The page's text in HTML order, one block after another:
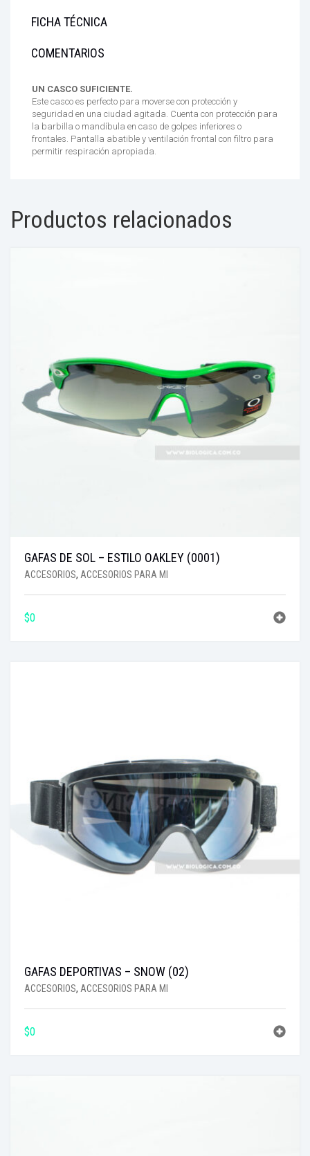
FICHA TÉCNICA
COMENTARIOS
UN CASCO SUFICIENTE.
Este casco es perfecto para moverse con protección y
seguridad en una ciudad agitada. Cuenta con protección para
la barbilla o mandíbula en caso de golpes inferiores o
frontales. Pantalla abatible y ventilación frontal con filtro para
permitir respiración apropiada.
Productos relacionados
GAFAS DE SOL – ESTILO OAKLEY (0001)
ACCESORIOS, ACCESORIOS PARA MI
$0
GAFAS DEPORTIVAS – SNOW (02)
ACCESORIOS, ACCESORIOS PARA MI
$0